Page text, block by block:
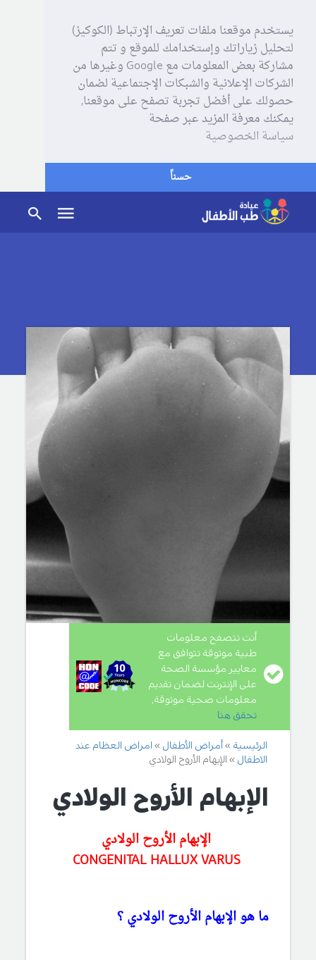
يستخدم موقعنا ملفات تعريف الإرتباط (الكوكيز)
لتحليل زياراتك وإستخدامك للموقع و تتم
مشاركة بعض المعلومات مع Google وغيرها من
الشركات الإعلانية والشبكات الإجتماعية لضمان
حصولك على أفضل تجربة تصفح على موقعنا,
يمكنك معرفة المزيد عبر صفحة
سياسة الخصوصية
حسناً
أنت تتصفح معلومات
طبية موثوقة تتوافق مع
معايير مؤسسة الصحة
على الإنترنت لضمان تقديم
معلومات صحية موثوقة,
تحقق هنا.
الرئيسية أمراض الأطفال
امراض العظام عند
الاطفال
الإبهام الأروح الولادي
الإبهام الأروح الولادي
الإبهام الأروح الولادي
CONGENITAL HALLUX VARUS
ما هو الإبهام الأروح الولادي ؟